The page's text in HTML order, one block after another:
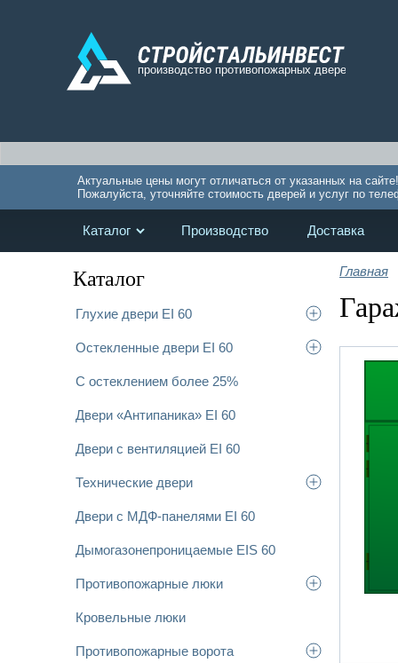
Актуальные цены могут отличаться от указанных на сайте!
Пожалуйста, уточняйте стоимость дверей и услуг по
Каталог Производство Доставка
Каталог
Глухие двери EI 60
Остекленные двери EI 60
С остеклением более 25%
Двери «Антипаника» EI 60
Двери с вентиляцией EI 60
Технические двери
Двери с МДФ-панелями EI 60
Дымогазонепроницаемые EIS 60
Противопожарные люки
Кровельные люки
Противопожарные ворота
Главная